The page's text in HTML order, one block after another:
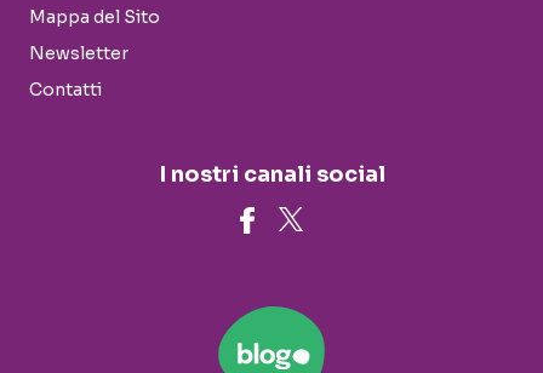
Mappa del Sito
Newsletter
Contatti
I nostri canali social